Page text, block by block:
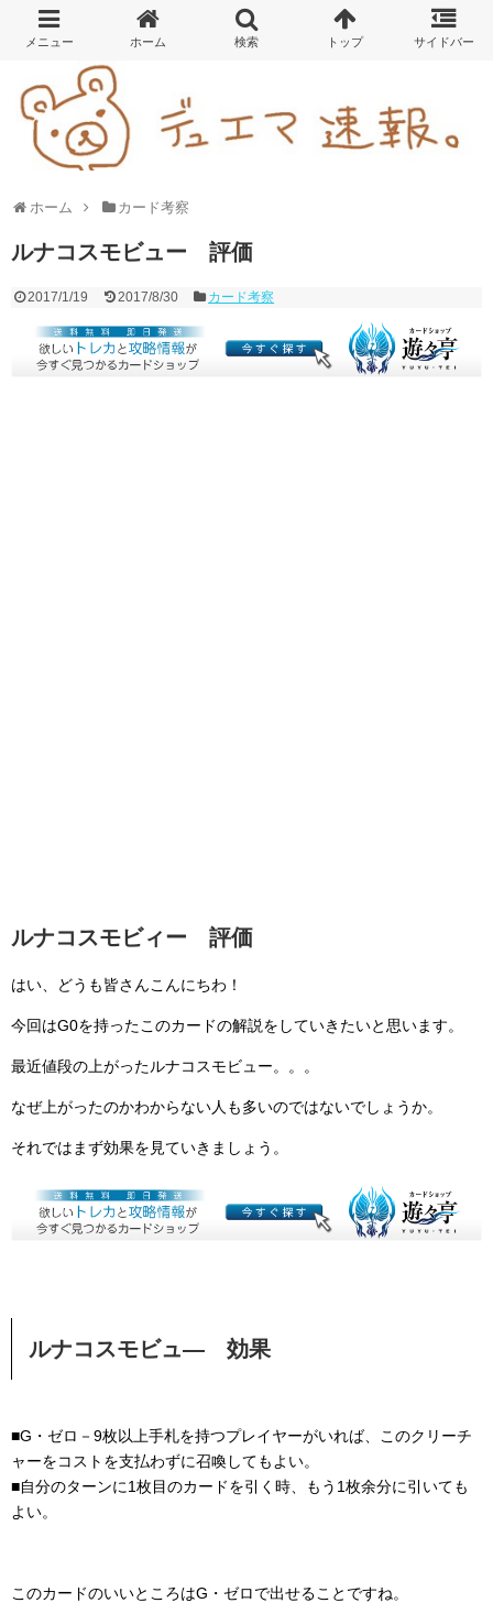
ホーム カード考察
ルナコスモビュー 評価
2017/1/19 2017/8/30 カード考察
ルナコスモビィー 評価
はい、どうも皆さんこんにちわ！
今回はG0を持ったこのカードの解説をしていきたいと思います。
最近値段の上がったルナコスモビュー。。。
なぜ上がったのかわからない人も多いのではないでしょうか。
それではまず効果を見ていきましょう。
ルナコスモビュ― 効果
■G・ゼロ－9枚以上手札を持つプレイヤーがいれば、このクリーチ
ャーをコストを支払わずに召喚してもよい。
■自分のターンに1枚目のカードを引く時、もう1枚余分に引いても
よい。
このカードのいいところはG・ゼロで出せることですね。